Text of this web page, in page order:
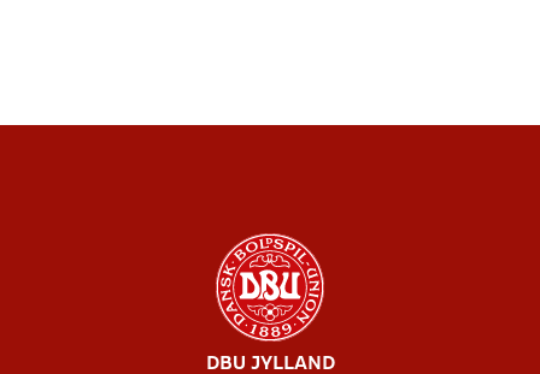
DBU JYLLAND